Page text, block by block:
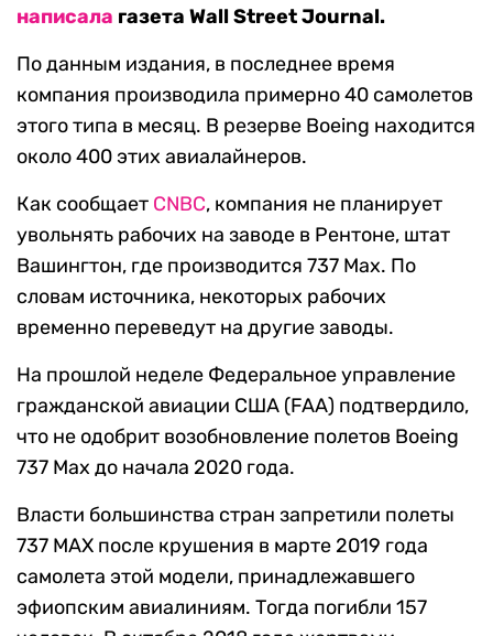
написала газета Wall Street Journal.
По данным издания, в последнее время
компания производила примерно 40 самолетов
этого типа в месяц. В резерве Boeing находится
около 400 этих авиалайнеров.
Как сообщает CNBC, компания не планирует
увольнять рабочих на заводе в Рентоне, штат
Вашингтон, где производится 737 Max. По
словам источника, некоторых рабочих
временно переведут на другие заводы.
На прошлой неделе Федеральное управление
гражданской авиации США (FAA) подтвердило,
что не одобрит возобновление полетов Boeing
737 Mах до начала 2020 года.
Власти большинства стран запретили полеты
737 MAX после крушения в марте 2019 года
самолета этой модели, принадлежавшего
эфиопским авиалиниям. Тогда погибли 157